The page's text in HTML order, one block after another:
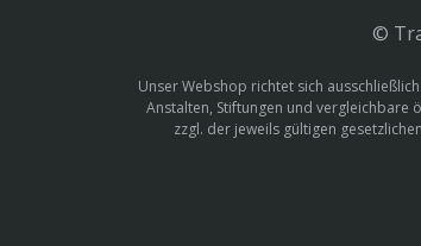
©
Unser Webshop richtet sich
Anstalten, Stiftungen und vergleichbare
zzgl. der jeweils gültigen